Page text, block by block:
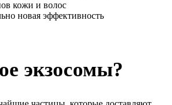
кожи и волос
новая эффективность
экзосомы?